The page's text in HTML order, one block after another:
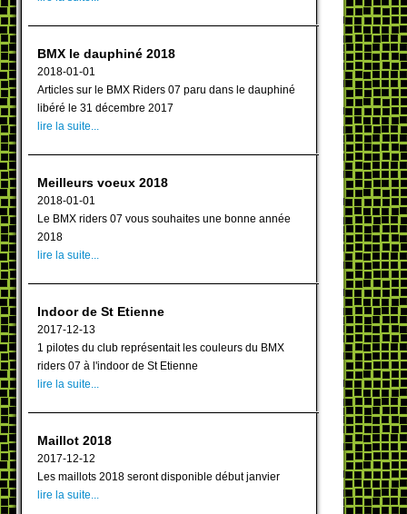
BMX le dauphiné 2018
2018-01-01
Articles sur le BMX Riders 07 paru dans le dauphiné
libéré le 31 décembre 2017
lire la suite...
Meilleurs voeux 2018
2018-01-01
Le BMX riders 07 vous souhaites une bonne année
2018
lire la suite...
Indoor de St Etienne
2017-12-13
1 pilotes du club représentait les couleurs du BMX
riders 07 à l'indoor de St Etienne
lire la suite...
Maillot 2018
2017-12-12
Les maillots 2018 seront disponible début janvier
lire la suite...